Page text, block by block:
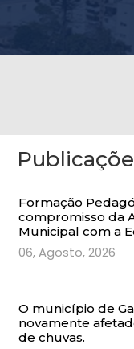
Formação
compromisso da
Municipal com a
06, Agosto, 2026
O município de
novamente
de chuvas.